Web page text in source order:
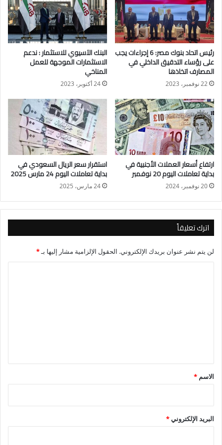
سجل سعر الريال السعودي في البنك التجاري الدولي – مصر سعر
12.54جنيها للبيع وسعر 12.63جنيها للشراء وسجل سعر الريال
السعودي في البنك المركزي المصري سعر 12.60جنيها للشراء
وسعر 12.63جنيها للبيع
رئيس اتحاد بنوك مصر: 6 إجراءات يجب
على رؤساء التدقيق الداخلي في
المصارف اتخاذها
22 نوفمبر، 2023
البنك الآسيوي للاستثمار : ندعم
الاستثمارات الموجهة للعمل
المناخي
24 أكتوبر، 2023
ارتفاع أسعار العملات الأجنبية في
بداية تعاملات اليوم 20 نوفمبر
20 نوفمبر، 2024
استقرار سعر الريال السعودي في
بداية تعاملات اليوم 24 مارس 2025
24 مارس، 2025
اترك تعليقاً
لن يتم نشر عنوان بريدك الإلكتروني. الحقول الإلزامية مشار إليها بـ*
*
الاسم *
البريد الإلكتروني*